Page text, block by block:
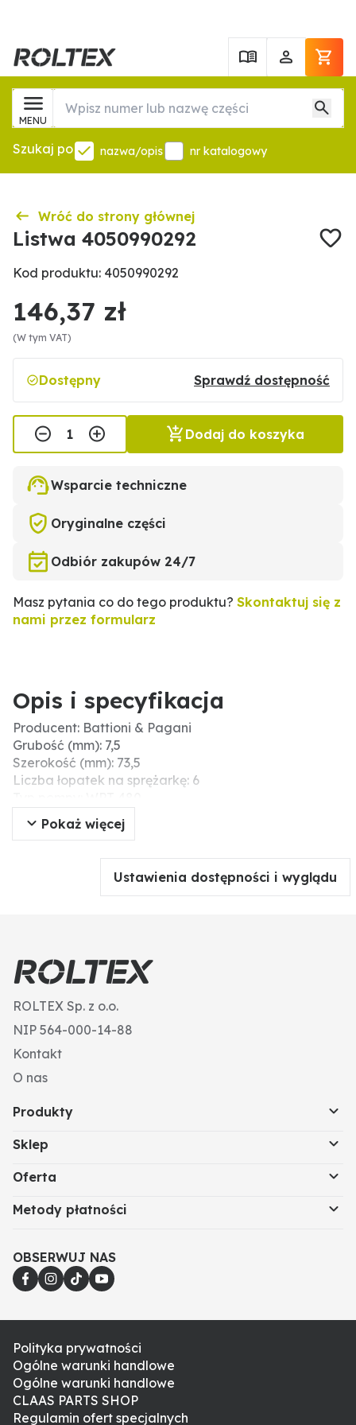
MENU
Szukaj po nazwa/opis nr katalogowy
Wróć do strony głównej
Listwa 4050990292
Kod produktu: 4050990292
146,37 zł
(W tym VAT)
Dostępny Sprawdź dostępność
Dodaj do koszyka
Wsparcie techniczne
Oryginalne części
Odbiór zakupów 24/7
Masz pytania co do tego produktu? Skontaktuj się z
nami przez formularz
Opis i specyfikacja
Producent: Battioni & Pagani
Grubość (mm): 7,5
Szerokość (mm): 73,5
Liczba łopatek na sprężarkę: 6
Wersja: Longlife
Informacje dodatkowe: Synthetikfasergewebe mit
Wärmebeständig bis max. 200°C
* bei Ausführung Ballast (Luft-Injektions-Kühlung)
Pokaż więcej
Ustawienia dostępności i wyglądu
ROLTEX Sp. z o.o.
NIP 564-000-14-88
Kontakt
O nas
Produkty
Sklep
Oferta
Metody płatności
OBSERWUJ NAS
Polityka prywatności
Ogólne warunki handlowe
Ogólne warunki handlowe
CLAAS PARTS SHOP
Regulamin ofert specjalnych